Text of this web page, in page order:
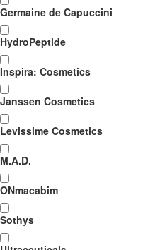
Germaine de Capuccini
HydroPeptide
Inspira: Cosmetics
Janssen Cosmetics
Levissime Cosmetics
M.A.D.
ONmacabim
Sothys